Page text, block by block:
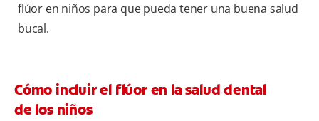
flúor en niños para que pueda tener una buena salud
bucal.
Cómo incluir el flúor en la salud dental
de los niños